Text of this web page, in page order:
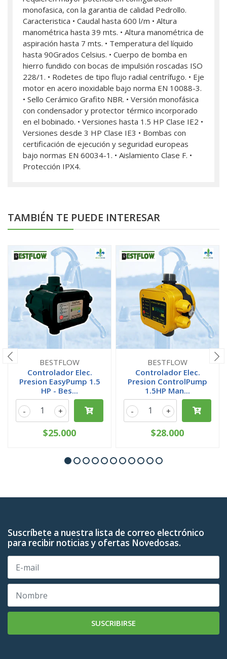
monofasica, con la garantia de calidad Pedrollo.
Caracteristica • Caudal hasta 600 l/m • Altura
manométrica hasta 39 mts. • Altura manométrica de
aspiración hasta 7 mts. • Temperatura del líquido
hasta 90Grados Celsius. • Cuerpo de bomba en
hierro fundido con bocas de impulsión roscadas ISO
228/1. • Rodetes de tipo flujo radial centrífugo. • Eje
motor en acero inoxidable bajo norma EN 10088-3.
• Sello Cerámico Grafito NBR. • Versión monofásica
con condensador y protector térmico incorporado
en el bobinado. • Versiones hasta 1.5 HP Clase IE2 •
Versiones desde 3 HP Clase IE3 • Bombas con
certificación de ejecución y seguridad europeas
bajo normas EN 60034-1. • Aislamiento Clase F. •
Protección IPX4.
TAMBIÉN TE PUEDE INTERESAR
BESTFLOW
Controlador Elec.
Presion EasyPump 1.5
HP - Bes...
+
-
$25.000
BESTFLOW
Controlador Elec.
Presion ControlPump
1.5HP Man...
+
-
$28.000
Suscríbete a nuestra lista de correo electrónico
para recibir noticias y ofertas Novedosas.
SUSCRIBIRSE